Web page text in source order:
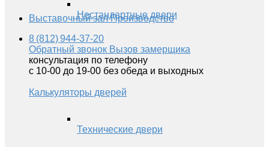
Выставочный зал Производство
8 (812) 944-37-20
Обратный звонок Вызов замерщика
консультация по телефону
с 10-00 до 19-00 без обеда и выходных
Калькуляторы дверей
Нестандартные двери
Технические двери